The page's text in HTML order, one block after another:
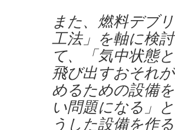
また、燃料デブ
工法」を軸に検
て、「気中状態
飛び出すおそれ
めるための設備
い問題になる」
うした設備を作